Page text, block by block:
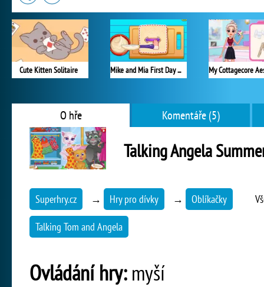
Cute Kitten Solitaire Mike and Mia First Day at School
O hře Komentáře (5)
Talking Angela
Superhry.cz → Hry pro dívky → Oblíkačky
Talking Tom and Angela
Ovládání hry:myší